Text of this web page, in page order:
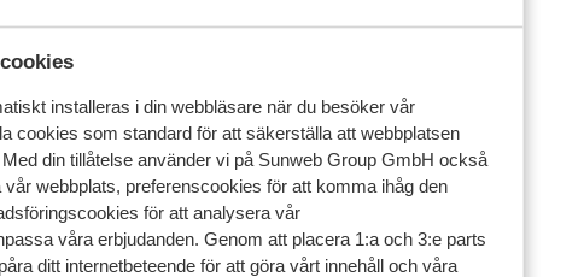
installeras i din webbläsare när du besöker vår
cookies som standard för att säkerställa att webbplatsen
din tillåtelse använder vi på Sunweb Group GmbH också
webbplats, preferenscookies för att komma ihåg den
för att analysera vår
våra erbjudanden. Genom att placera 1:a och 3:e parts
ditt internetbeteende för att göra vårt innehåll och våra
av vår produkt.
Mest bokad av familj
4 apr. 2026
accommodatie. Beddegoed en bad
inbegrepen, tevens 2 vaatdoeken en een
accommodatie. Beddegoed en bad
inbegrepen, tevens 2 vaatdoeken en een